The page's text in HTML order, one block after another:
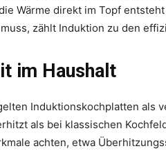
Wärme direkt im Topf
zählt Induktion zu den
im Haushalt
Induktionskochplatten als
als bei klassischen
achten, etwa